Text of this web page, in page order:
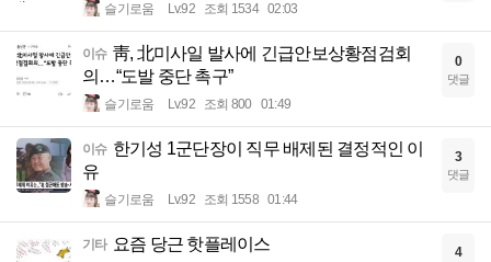
슬기로움 Lv.92 조회 1534 02:03
이슈 靑, 北미사일 발사에 긴급안보상황점검회
의…“도발 중단 촉구”
슬기로움 Lv.92 조회 800 01:49
0
댓글
이슈 한기성 1군단장이 직무 배제된 결정적인 이
유
슬기로움 Lv.92 조회 1558 01:44
3
댓글
기타 요즘 당근 핫플레이스 4